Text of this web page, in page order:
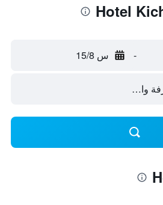
- س 15/8